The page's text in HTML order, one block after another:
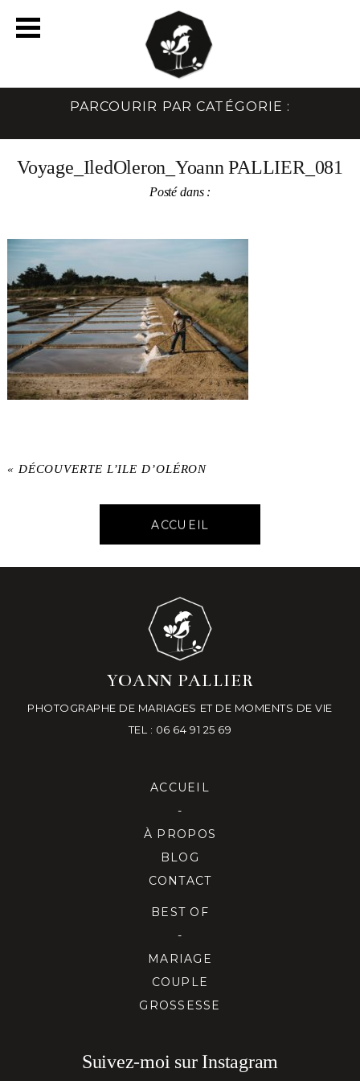
PARCOURIR PAR CATÉGORIE :
Voyage_IledOleron_Yoann PALLIER_081
Posté dans :
« DÉCOUVERTE L’ILE D’OLÉRON
ACCUEIL
YOANN PALLIER
PHOTOGRAPHE DE MARIAGES ET DE MOMENTS DE VIE
TEL : 06 64 91 25 69
ACCUEIL
-
À PROPOS
BLOG
CONTACT
BEST OF
-
MARIAGE
COUPLE
GROSSESSE
Suivez-moi sur Instagram